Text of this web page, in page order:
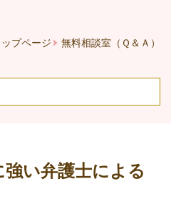
ップページ 無料相談室（Ｑ＆Ａ）
い弁護士による